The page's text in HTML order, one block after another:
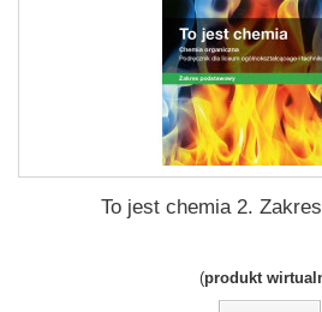
To jest chemia 2.
(produkt